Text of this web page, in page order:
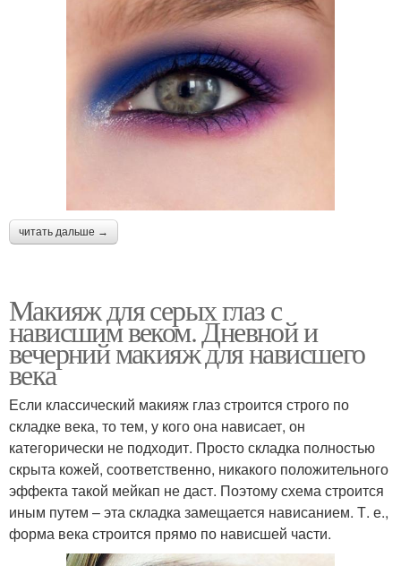
читать дальше →
Макияж для серых глаз с
нависшим веком. Дневной и
вечерний макияж для нависшего
века
Если классический макияж глаз строится строго по
складке века, то тем, у кого она нависает, он
категорически не подходит. Просто складка полностью
скрыта кожей, соответственно, никакого положительного
эффекта такой мейкап не даст. Поэтому схема строится
иным путем – эта складка замещается нависанием. Т. е.,
форма века строится прямо по нависшей части.